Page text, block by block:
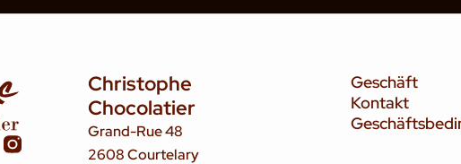
I
Christophe
Chocolatier
Grand-Rue 48
2608 Courtelary
Geschäft
Kontakt